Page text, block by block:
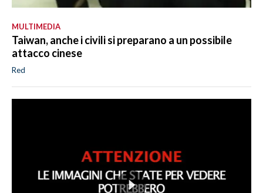
MULTIMEDIA
Taiwan, anche i civili si preparano a un possibile
attacco cinese
Red